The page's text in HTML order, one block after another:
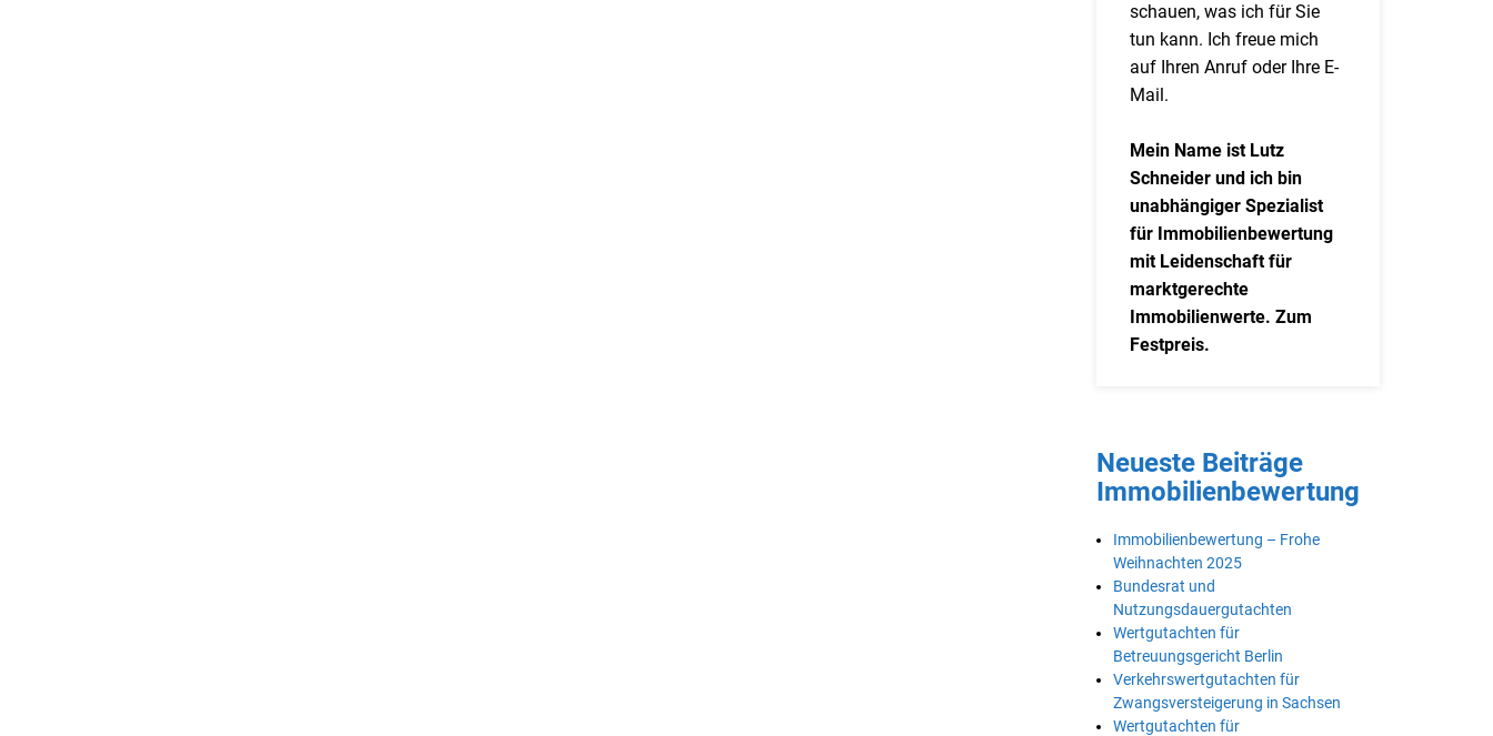
schauen, was ich für Sie
tun kann. Ich freue mich
auf Ihren Anruf oder Ihre E-
Mail.
Mein Name ist Lutz
Schneider und ich bin
unabhängiger Spezialist
für Immobilienbewertung
mit Leidenschaft für
marktgerechte
Immobilienwerte. Zum
Festpreis.
Neueste Beiträge
Immobilienbewertung
Immobilienbewertung – Frohe
Weihnachten 2025
Bundesrat und
Nutzungsdauergutachten
Wertgutachten für
Betreuungsgericht Berlin
Verkehrswertgutachten für
Zwangsversteigerung in Sachsen
Wertgutachten für